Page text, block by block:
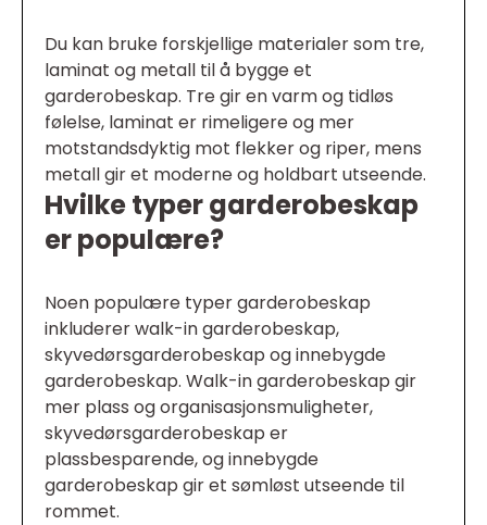
Du kan bruke forskjellige materialer som tre,
laminat og metall til å bygge et
garderobeskap. Tre gir en varm og tidløs
følelse, laminat er rimeligere og mer
motstandsdyktig mot flekker og riper, mens
metall gir et moderne og holdbart utseende.
Hvilke typer garderobeskap
er populære?
Noen populære typer garderobeskap
inkluderer walk-in garderobeskap,
skyvedørsgarderobeskap og innebygde
garderobeskap. Walk-in garderobeskap gir
mer plass og organisasjonsmuligheter,
skyvedørsgarderobeskap er
plassbesparende, og innebygde
garderobeskap gir et sømløst utseende til
rommet.